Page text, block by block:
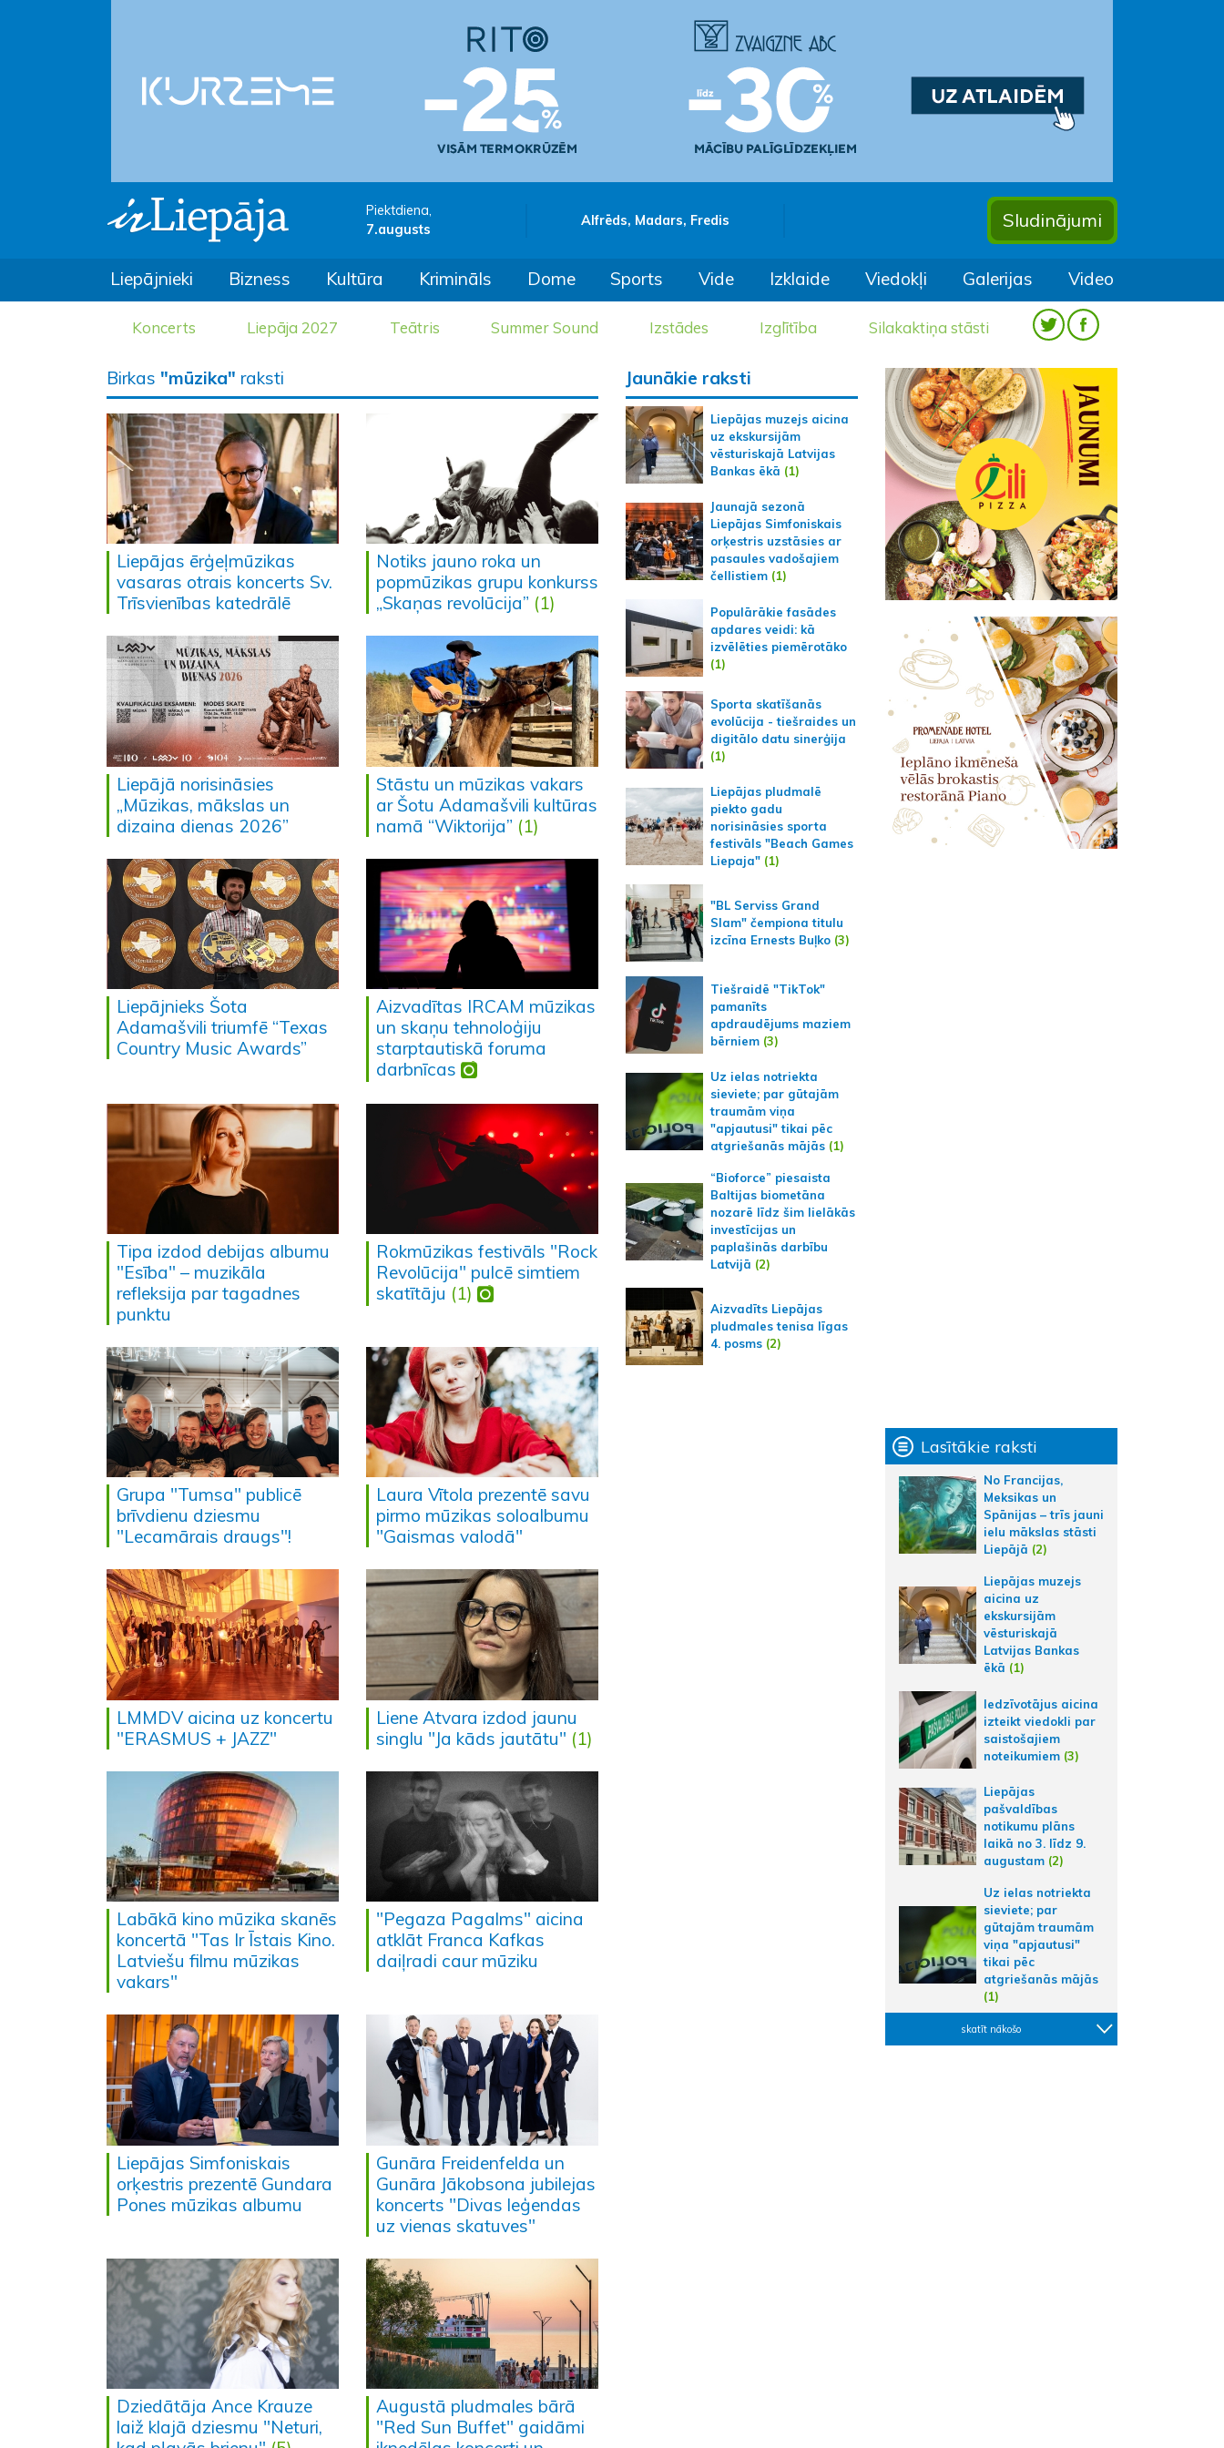
Piektdiena,
7.augusts
Alfrēds, Madars, Fredis Sludinājumi
Liepājnieki Bizness Kultūra Krimināls Dome Sports Vide Izklaide Viedokļi Galerijas Video
Koncerts Liepāja 2027 Teātris Summer Sound Izstādes Izglītība Silakaktiņa stāsti
Birkas "mūzika" raksti
Liepājas ērģeļmūzikas
vasaras otrais koncerts Sv.
Trīsvienības katedrālē
Notiks jauno roka un
popmūzikas grupu konkurss
„Skaņas revolūcija” (1)
Liepājā norisināsies
„Mūzikas, mākslas un
dizaina dienas 2026”
Stāstu un mūzikas vakars
ar Šotu Adamašvili kultūras
namā “Wiktorija” (1)
Liepājnieks Šota
Adamašvili triumfē “Texas
Country Music Awards”
Aizvadītas IRCAM mūzikas
un skaņu tehnoloģiju
starptautiskā foruma
darbnīcas
Tipa izdod debijas albumu
"Esība" – muzikāla
refleksija par tagadnes
punktu
Rokmūzikas festivāls "Rock
Revolūcija" pulcē simtiem
skatītāju (1)
Grupa "Tumsa" publicē
brīvdienu dziesmu
"Lecamārais draugs"!
Laura Vītola prezentē savu
pirmo mūzikas soloalbumu
"Gaismas valodā"
LMMDV aicina uz koncertu
"ERASMUS + JAZZ"
Liene Atvara izdod jaunu
singlu "Ja kāds jautātu" (1)
Labākā kino mūzika skanēs
koncertā "Tas Ir Īstais Kino.
Latviešu filmu mūzikas
vakars"
"Pegaza Pagalms" aicina
atklāt Franca Kafkas
daiļradi caur mūziku
Liepājas Simfoniskais
orķestris prezentē Gundara
Pones mūzikas albumu
Gunāra Freidenfelda un
Gunāra Jākobsona jubilejas
koncerts "Divas leģendas
uz vienas skatuves"
Dziedātāja Ance Krauze
laiž klajā dziesmu "Neturi,
Augustā pludmales bārā
"Red Sun Buffet" gaidāmi
Jaunākie raksti
Liepājas muzejs aicina
uz ekskursijām
vēsturiskajā Latvijas
Bankas ēkā (1)
Jaunajā sezonā
Liepājas Simfoniskais
orķestris uzstāsies ar
pasaules vadošajiem
čellistiem (1)
Populārākie fasādes
apdares veidi: kā
izvēlēties piemērotāko
(1)
Sporta skatīšanās
evolūcija - tiešraides un
digitālo datu sinerģija
(1)
Liepājas pludmalē
piekto gadu
norisināsies sporta
festivāls "Beach Games
Liepaja" (1)
"BL Serviss Grand
Slam" čempiona titulu
izcīna Ernests Buļko (3)
Tiešraidē "TikTok"
pamanīts
apdraudējums maziem
bērniem (3)
Uz ielas notriekta
sieviete; par gūtajām
traumām viņa
"apjautusi" tikai pēc
atgriešanās mājās (1)
“Bioforce” piesaista
Baltijas biometāna
nozarē līdz šim lielākās
investīcijas un
paplašinās darbību
Latvijā (2)
Aizvadīts Liepājas
pludmales tenisa līgas
4. posms (2)
Lasītākie raksti
No Francijas,
Meksikas un
Spānijas – trīs jauni
ielu mākslas stāsti
Liepājā (2)
Liepājas muzejs
aicina uz
ekskursijām
vēsturiskajā
Latvijas Bankas
ēkā (1)
Iedzīvotājus aicina
izteikt viedokli par
saistošajiem
noteikumiem (3)
Liepājas
pašvaldības
notikumu plāns
laikā no 3. līdz 9.
augustam (2)
Uz ielas notriekta
sieviete; par
gūtajām traumām
viņa "apjautusi"
tikai pēc
atgriešanās mājās
(1)
skatīt nākošo